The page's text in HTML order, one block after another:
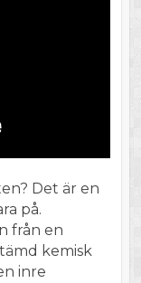
Det är en
på.
från en
kemisk
inre